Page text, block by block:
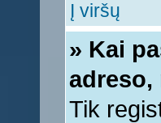
Į viršų
» Kai
Tik